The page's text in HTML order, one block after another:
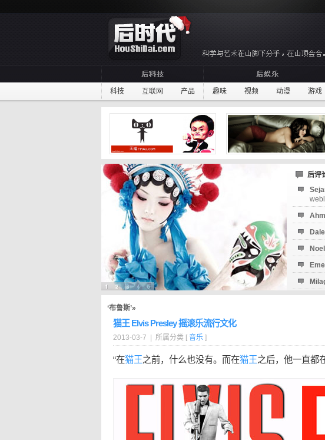
科技 互联网 产品 趣味 视频 动漫 游戏
后评
‘布鲁斯’»
猫王 Elvis Presley 摇滚乐流行文化
2013-03-7 | 所属分类 [ 音乐 ]
“在猫王之前，什么也没有。而在猫王之后，他一直都